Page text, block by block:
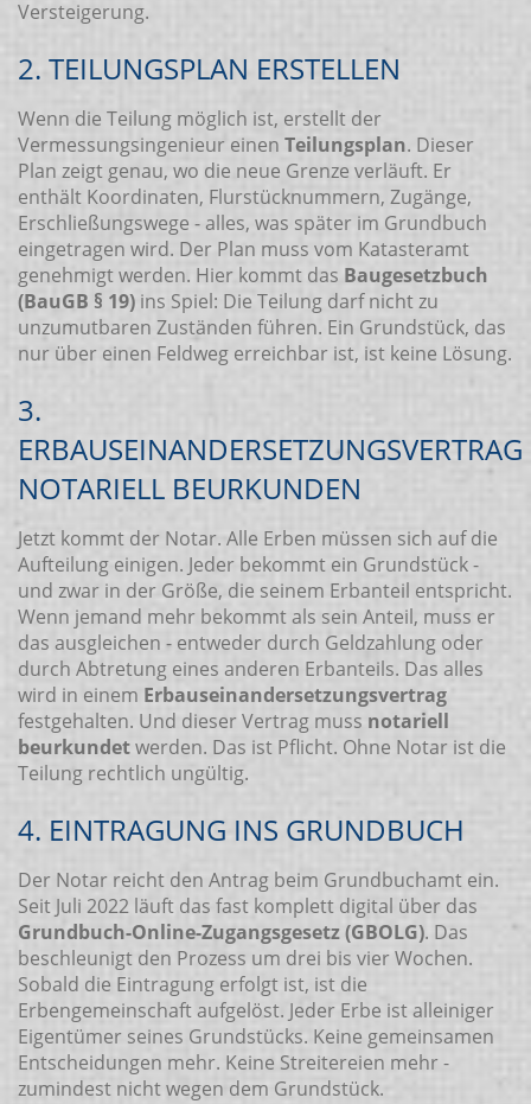
Versteigerung.
2. TEILUNGSPLAN ERSTELLEN
Wenn die Teilung möglich ist, erstellt der
Vermessungsingenieur einen Teilungsplan. Dieser
Plan zeigt genau, wo die neue Grenze verläuft. Er
enthält Koordinaten, Flurstücknummern, Zugänge,
Erschließungswege - alles, was später im Grundbuch
eingetragen wird. Der Plan muss vom Katasteramt
genehmigt werden. Hier kommt das Baugesetzbuch
(BauGB § 19) ins Spiel: Die Teilung darf nicht zu
unzumutbaren Zuständen führen. Ein Grundstück, das
nur über einen Feldweg erreichbar ist, ist keine Lösung.
3.
ERBAUSEINANDERSETZUNGSVERTRAG
NOTARIELL BEURKUNDEN
Jetzt kommt der Notar. Alle Erben müssen sich auf die
Aufteilung einigen. Jeder bekommt ein Grundstück -
und zwar in der Größe, die seinem Erbanteil entspricht.
Wenn jemand mehr bekommt als sein Anteil, muss er
das ausgleichen - entweder durch Geldzahlung oder
durch Abtretung eines anderen Erbanteils. Das alles
wird in einem Erbauseinandersetzungsvertrag
festgehalten. Und dieser Vertrag muss notariell
beurkundetwerden. Das ist Pflicht. Ohne Notar ist die
Teilung rechtlich ungültig.
4. EINTRAGUNG INS GRUNDBUCH
Der Notar reicht den Antrag beim Grundbuchamt ein.
Seit Juli 2022 läuft das fast komplett digital über das
Grundbuch-Online-Zugangsgesetz (GBOLG). Das
beschleunigt den Prozess um drei bis vier Wochen.
Sobald die Eintragung erfolgt ist, ist die
Erbengemeinschaft aufgelöst. Jeder Erbe ist alleiniger
Eigentümer seines Grundstücks. Keine gemeinsamen
Entscheidungen mehr. Keine Streitereien mehr -
zumindest nicht wegen dem Grundstück.